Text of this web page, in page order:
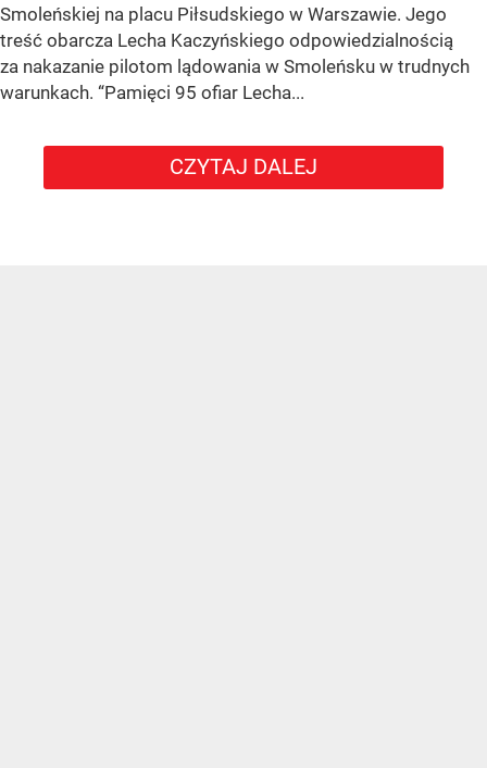
Smoleńskiej na placu Piłsudskiego w Warszawie. Jego
treść obarcza Lecha Kaczyńskiego odpowiedzialnością
za nakazanie pilotom lądowania w Smoleńsku w trudnych
warunkach. “Pamięci 95 ofiar Lecha...
CZYTAJ DALEJ